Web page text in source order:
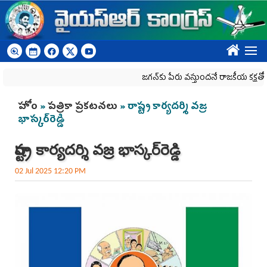
Skip to main content
????
జగన్‌కు పేరు వస్తుందనే రాజకీయ కక్షతో దిశ
You are here
హోం »పత్రికా ప్రకటనలు » రాష్ట్ర కార్యదర్శి వ‌జ్ర
భాస్క‌ర్‌రెడ్డి
రాష్ట్ర కార్యదర్శి వ‌జ్ర భాస్క‌ర్‌రెడ్డి
02 Jul 2025 12:20 PM